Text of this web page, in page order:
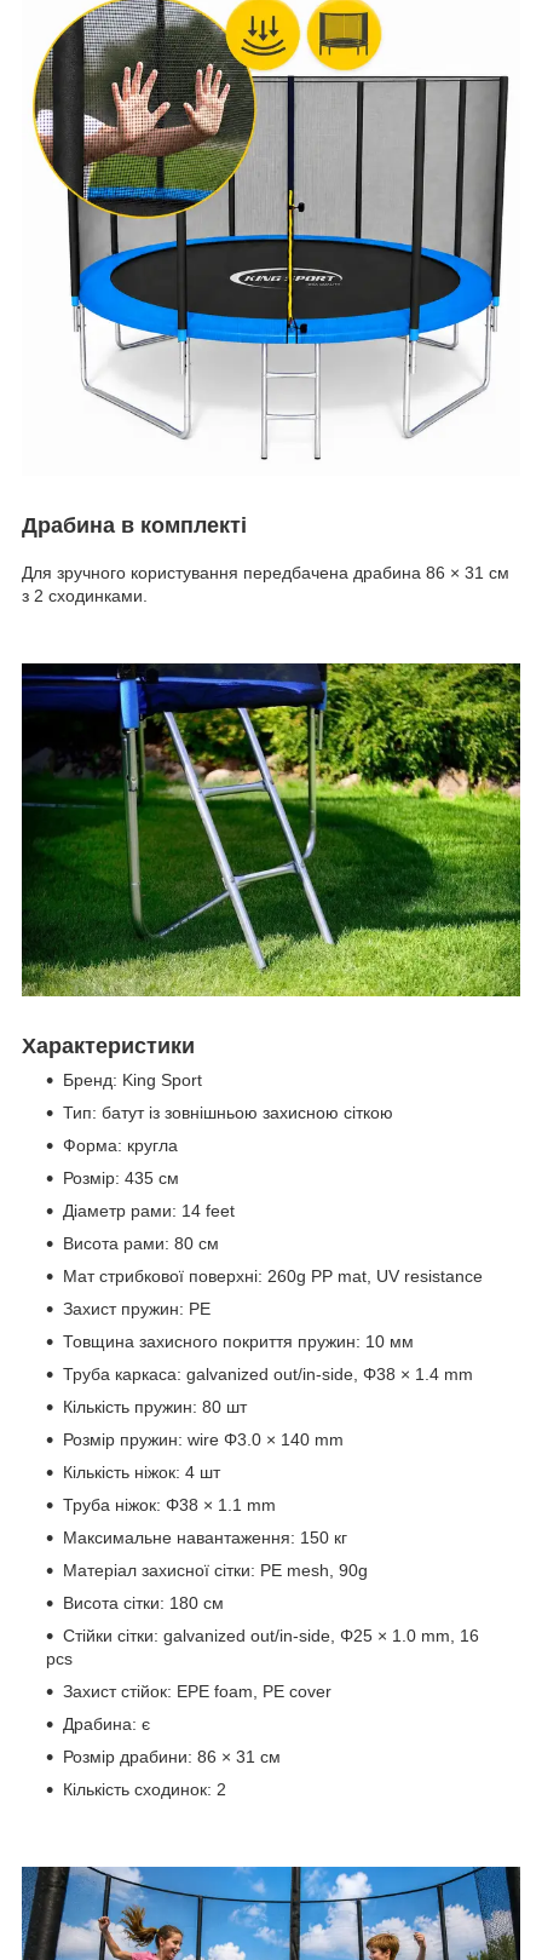
Драбина в комплекті
Для зручного користування передбачена драбина 86 × 31 см
з 2 сходинками.
Характеристики
Бренд: King Sport
Тип: батут із зовнішньою захисною сіткою
Форма: кругла
Розмір: 435 см
Діаметр рами: 14 feet
Висота рами: 80 см
Мат стрибкової поверхні: 260g PP mat, UV resistance
Захист пружин: PE
Товщина захисного покриття пружин: 10 мм
Труба каркаса: galvanized out/in-side, Φ38 × 1.4 mm
Кількість пружин: 80 шт
Розмір пружин: wire Φ3.0 × 140 mm
Кількість ніжок: 4 шт
Труба ніжок: Φ38 × 1.1 mm
Максимальне навантаження: 150 кг
Матеріал захисної сітки: PE mesh, 90g
Висота сітки: 180 см
Стійки сітки: galvanized out/in-side, Φ25 × 1.0 mm, 16
pcs
Захист стійок: EPE foam, PE cover
Драбина: є
Розмір драбини: 86 × 31 см
Кількість сходинок: 2